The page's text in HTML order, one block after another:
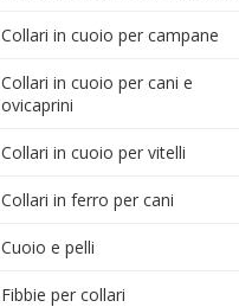
Collari in cuoio per campane
Collari in cuoio per cani e
ovicaprini
Collari in cuoio per vitelli
Collari in ferro per cani
Cuoio e pelli
Fibbie per collari